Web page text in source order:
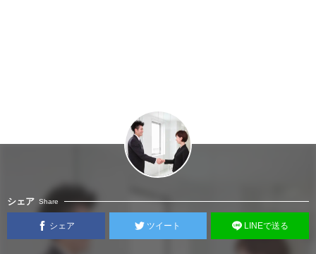
シェア Share
シェア ツイート LINEで送る